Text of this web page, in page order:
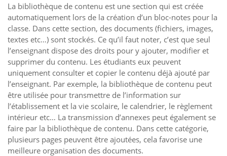
La bibliothèque de contenu est une section qui est créée
automatiquement lors de la création d’un bloc-notes pour la
classe. Dans cette section, des documents (fichiers, images,
textes etc…) sont stockés. Ce qu’il faut noter, c’est que seul
l’enseignant dispose des droits pour y ajouter, modifier et
supprimer du contenu. Les étudiants eux peuvent
uniquement consulter et copier le contenu déjà ajouté par
l’enseignant. Par exemple, la bibliothèque de contenu peut
être utilisée pour transmettre de l’information sur
l’établissement et la vie scolaire, le calendrier, le règlement
intérieur etc… La transmission d’annexes peut également se
faire par la bibliothèque de contenu. Dans cette catégorie,
plusieurs pages peuvent être ajoutées, cela favorise une
meilleure organisation des documents.